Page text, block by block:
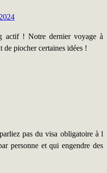
actif ! Notre dernier voyage à
piocher certaines idées !
pas du visa obligatoire à l
personne et qui engendre des